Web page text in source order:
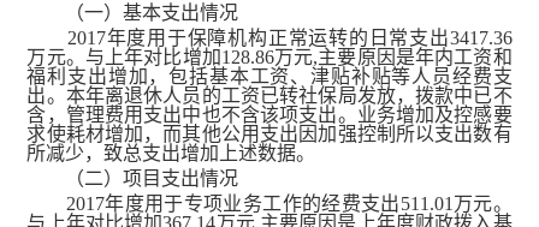
（一）基本支出情况
2017年度用于保障机构正常运转的日常支出3417.36
万元。与上年对比增加128.86万元,主要原因是年内工资和
福利支出增加，包括基本工资、津贴补贴等人员经费支
出。本年离退休人员的工资已转社保局发放，拨款中已不
含，管理费用支出中也不含该项支出。业务增加及控感要
求使耗材增加，而其他公用支出因加强控制所以支出数有
所减少，致总支出增加上述数据。
（二）项目支出情况
2017年度用于专项业务工作的经费支出511.01万元。